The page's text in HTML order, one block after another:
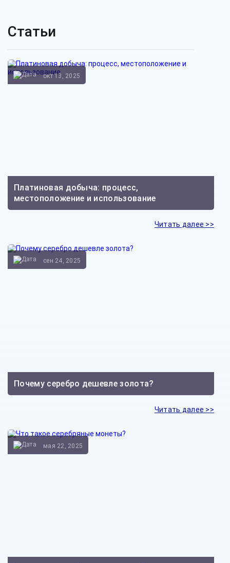
Статьи
Платиновая добыча: процесс,
местоположение и использование
окт 13, 2025
Читать далее >>
Почему серебро дешевле золота?
сен 24, 2025
Читать далее >>
мая 22, 2025